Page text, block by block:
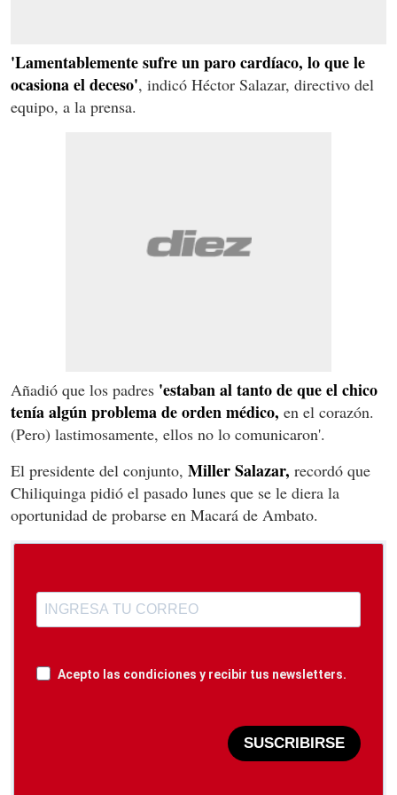
'Lamentablemente sufre un paro cardíaco, lo que le
ocasiona el deceso', indicó Héctor Salazar, directivo del
equipo, a la prensa.
Añadió que los padres 'estaban al tanto de que el chico
tenía algún problema de orden médico, en el corazón.
(Pero) lastimosamente, ellos no lo comunicaron'.
El presidente del conjunto, Miller Salazar, recordó que
Chiliquinga pidió el pasado lunes que se le diera la
oportunidad de probarse en Macará de Ambato.
Acepto las condiciones y recibir tus newsletters.
SUSCRIBIRSE